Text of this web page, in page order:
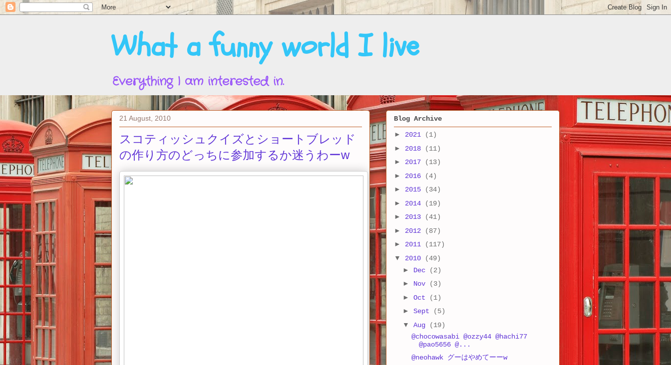
What a funny world I live
Everything I am interested in.
21 August, 2010
スコティッシュクイズとショートブレッド
の作り方のどっちに参加するか迷うわーw
Blog Archive
► 2021
(1)
► 2018
(11)
► 2017
(13)
► 2016
(4)
► 2015
(34)
► 2014
(19)
► 2013
(41)
► 2012
(87)
► 2011
(117)
▼ 2010
(49)
► Dec
(2)
► Nov
(3)
► Oct
(1)
► Sept
(5)
▼ Aug
(19)
@chocowasabi @ozzy44 @hachi77
@pao5656 @...
@neohawk グーはやめてーーw